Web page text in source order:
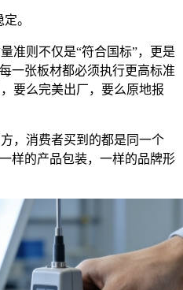
。
准则不仅是“符合国标”，更是
一张板材都必须执行更高标准
要么完美出厂，要么原地报
，消费者买到的都是同一个
样的产品包装，一样的品牌形